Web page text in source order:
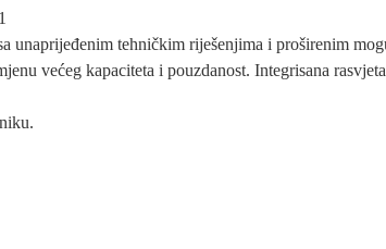
unaprijeđenim tehničkim riješenjima i proširenim
većeg kapaciteta i pouzdanost. Integrisana